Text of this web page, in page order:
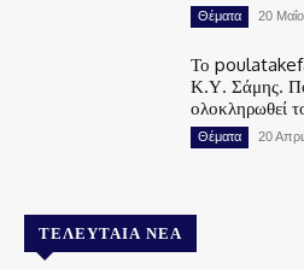
Θέματα 20
Το
Κ.Υ. Σάμης.
ολοκληρωθεί
Θέματα 20
ΤΕΛΕΥΤΑΊΑ ΝΈΑ